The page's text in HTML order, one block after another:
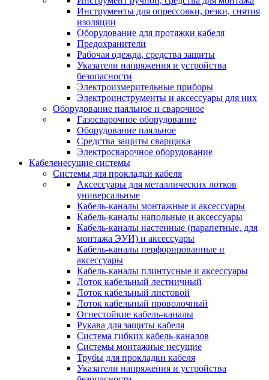
Инструменты для опрессовки, резки, снятия
изоляции
Оборудование для протяжки кабеля
Предохранители
Рабочая одежда, средства защиты
Указатели напряжения и устройства
безопасности
Электроизмерительные приборы
Электроинструменты и аксессуары для них
Оборудование паяльное и сварочное
Газосварочное оборудование
Оборудование паяльное
Средства защиты сварщика
Электросварочное оборудование
Кабеленесущие системы
Системы для прокладки кабеля
Аксессуары для металлических лотков
универсальные
Кабель-каналы монтажные и аксессуары
Кабель-каналы напольные и аксессуары
Кабель-каналы настенные (парапетные, для
монтажа ЭУИ) и аксессуары
Кабель-каналы перфорированные и
аксессуары
Кабель-каналы плинтусные и аксессуары
Лоток кабельный лестничный
Лоток кабельный листовой
Лоток кабельный проволочный
Огнестойкие кабель-каналы
Рукава для защиты кабеля
Система гибких кабель-каналов
Системы монтажные несущие
Трубы для прокладки кабеля
Указатели напряжения и устройства